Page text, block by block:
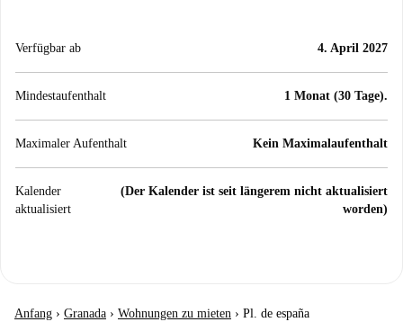
Verfügbar ab 4. April 2027
Mindestaufenthalt 1 Monat (30 Tage).
Maximaler Aufenthalt Kein Maximalaufenthalt
Kalender
aktualisiert
(Der Kalender ist seit längerem nicht aktualisiert
worden)
Anfang › Granada › Wohnungen zu mieten › Pl. de españa